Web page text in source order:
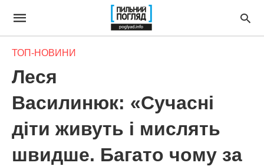
ТОП-НОВИНИ
Леся
Василинюк: «Сучасні
діти живуть і мислять
швидше. Багато чому за